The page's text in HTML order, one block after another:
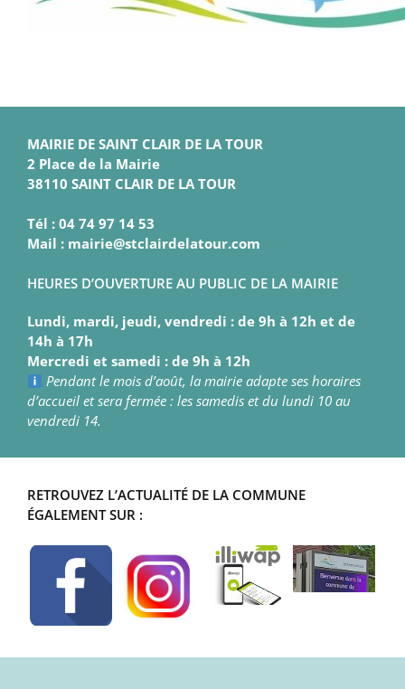
MAIRIE DE SAINT CLAIR DE LA TOUR
2 Place de la Mairie
38110 SAINT CLAIR DE LA TOUR
Tél : 04 74 97 14 53
Mail : mairie@stclairdelatour.com
HEURES D’OUVERTURE AU PUBLIC DE LA MAIRIE
Lundi, mardi, jeudi, vendredi : de 9h à 12h et de
14h à 17h
Mercredi et samedi : de 9h à 12h
Pendant le mois d’août, la mairie adapte ses horaires
d’accueil et sera fermée : les samedis et du lundi 10 au
vendredi 14.
RETROUVEZ L’ACTUALITÉ DE LA COMMUNE
ÉGALEMENT SUR :